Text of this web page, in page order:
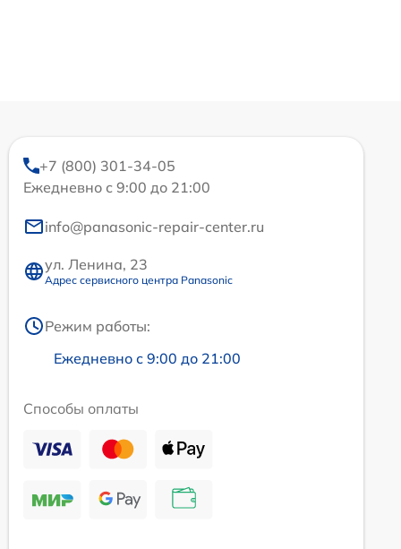
+7 (800) 301-34-05
Ежедневно с 9:00 до 21:00
info@panasonic-repair-center.ru
ул. Ленина, 23
Адрес сервисного центра Panasonic
Режим работы:
Ежедневно с 9:00 до 21:00
Способы оплаты